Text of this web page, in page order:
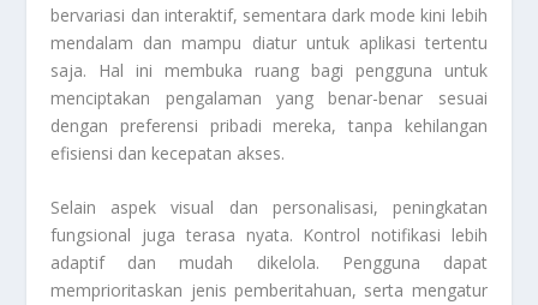
bervariasi dan interaktif, sementara dark mode kini lebih
mendalam dan mampu diatur untuk aplikasi tertentu
saja. Hal ini membuka ruang bagi pengguna untuk
menciptakan pengalaman yang benar-benar sesuai
dengan preferensi pribadi mereka, tanpa kehilangan
efisiensi dan kecepatan akses.
Selain aspek visual dan personalisasi, peningkatan
fungsional juga terasa nyata. Kontrol notifikasi lebih
adaptif dan mudah dikelola. Pengguna dapat
memprioritaskan jenis pemberitahuan, serta mengatur